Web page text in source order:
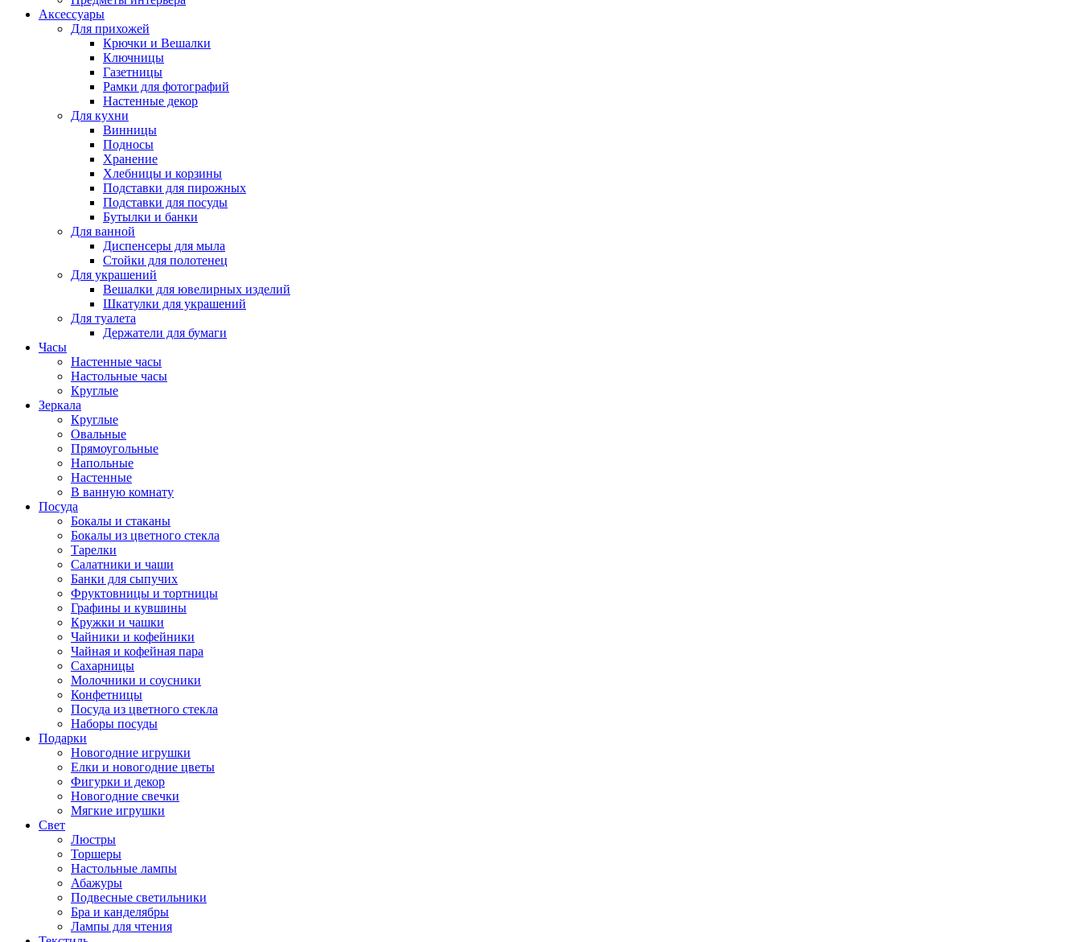
Аксессуары
Для прихожей
Крючки и Вешалки
Ключницы
Газетницы
Рамки для фотографий
Настенные декор
Для кухни
Винницы
Подносы
Хранение
Хлебницы и корзины
Подставки для пирожных
Подставки для посуды
Бутылки и банки
Для ванной
Диспенсеры для мыла
Стойки для полотенец
Для украшений
Вешалки для ювелирных изделий
Шкатулки для украшений
Для туалета
Держатели для бумаги
Часы
Настенные часы
Настольные часы
Круглые
Зеркала
Круглые
Овальные
Прямоугольные
Напольные
Настенные
В ванную комнату
Посуда
Бокалы и стаканы
Бокалы из цветного стекла
Тарелки
Салатники и чаши
Банки для сыпучих
Фруктовницы и тортницы
Графины и кувшины
Кружки и чашки
Чайники и кофейники
Чайная и кофейная пара
Сахарницы
Молочники и соусники
Конфетницы
Посуда из цветного стекла
Наборы посуды
Подарки
Новогодние игрушки
Елки и новогодние цветы
Фигурки и декор
Новогодние свечки
Мягкие игрушки
Свет
Люстры
Торшеры
Настольные лампы
Абажуры
Подвесные светильники
Бра и канделябры
Лампы для чтения